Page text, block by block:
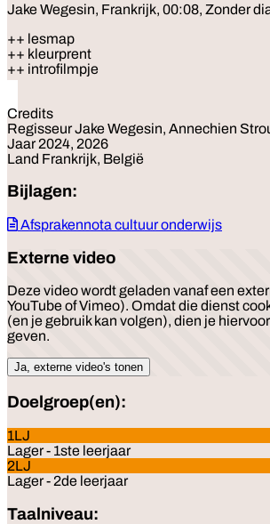
Jake Wegesin, Frankrijk, 00:08, Zonder
++ lesmap
++ kleurprent
++ introfilmpje
Credits
Regisseur Jake Wegesin, Annechien
Jaar 2024, 2026
Land Frankrijk, België
Bijlagen:
Afsprakennota cultuur onderwijs
Externe video
Deze video wordt geladen vanaf een
YouTube of Vimeo). Omdat die dienst
(en je gebruik kan volgen), dien je
geven.
Ja, externe video's tonen
Doelgroep(en):
1LJ
Lager - 1ste leerjaar
2LJ
Lager - 2de leerjaar
Taalniveau: